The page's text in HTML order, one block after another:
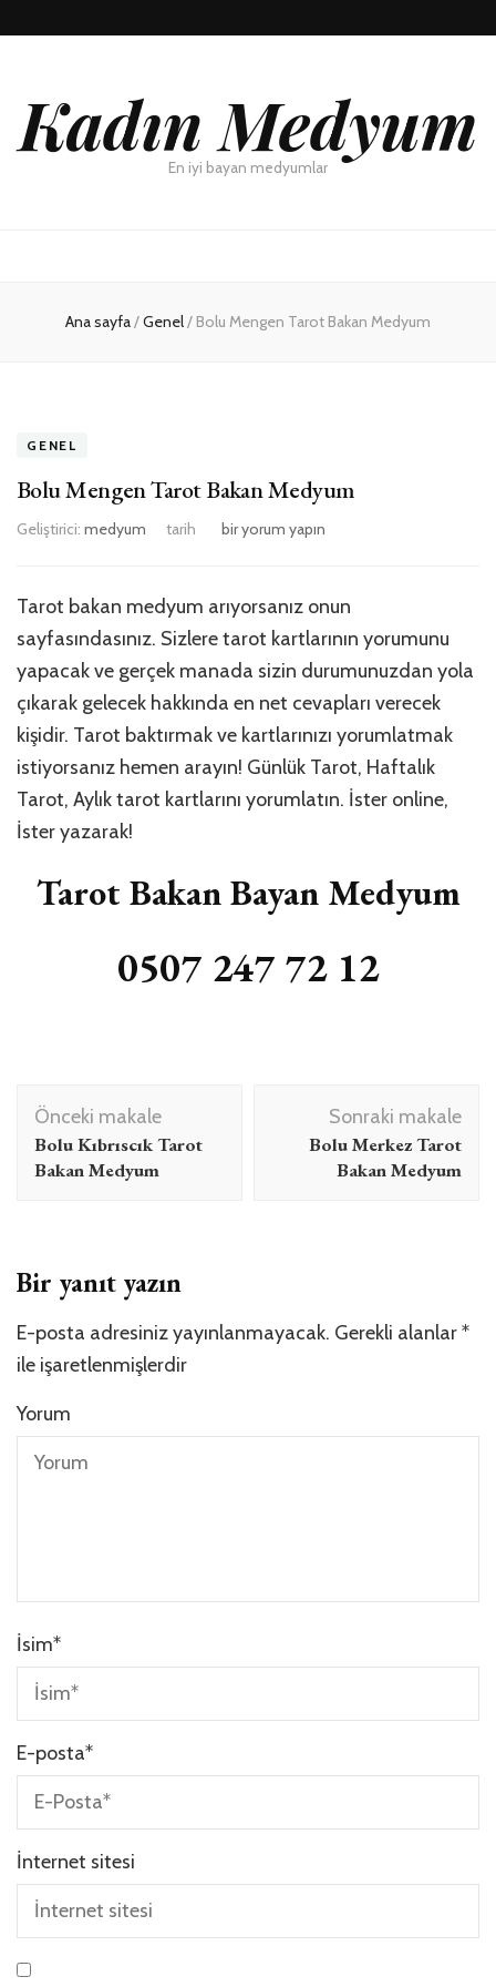
Kadın Medyum
En iyi bayan medyumlar
Ana sayfa/Genel/ Bolu Mengen Tarot Bakan Medyum
GENEL
Bolu Mengen Tarot Bakan Medyum
Geliştirici: medyum tarih
Bolu
Medyum
için
bir yorum yapın
Tarot bakan medyum arıyorsanız onun
sayfasındasınız. Sizlere tarot kartlarının yorumunu
yapacak ve gerçek manada sizin durumunuzdan yola
çıkarak gelecek hakkında en net cevapları verecek
kişidir. Tarot baktırmak ve kartlarınızı yorumlatmak
istiyorsanız hemen arayın! Günlük Tarot, Haftalık
Tarot, Aylık tarot kartlarını yorumlatın. İster online,
İster yazarak!
Tarot Bakan Bayan Medyum
0507 247 72 12
Yazı
dolaşımı
Önceki makale
Bolu Kıbrıscık Tarot
Bakan Medyum
Sonraki makale
Bolu Merkez Tarot
Bakan Medyum
Bir yanıt yazın
E-posta adresiniz yayınlanmayacak. Gerekli alanlar*
ile işaretlenmişlerdir
Yorum
İsim*
E-posta*
İnternet sitesi